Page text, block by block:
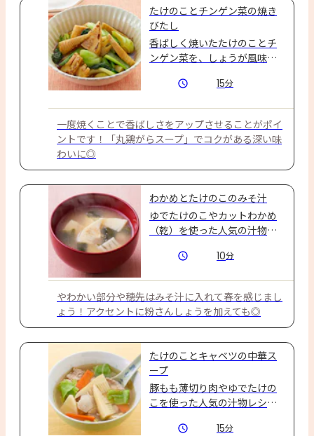
たけのことチンゲン菜の焼き
びたし
香ばしく焼いたたけのことチ
ンゲン菜を、しょうが風味の
焼くことで香ばしさをアップ
「丸鶏がらスープ」でコクが
ある深い味わいに◎
15分
一度焼くことで香ばしさをアップさせることがポイ
ントです！「丸鶏がらスープ」でコクがある深い味
わいに◎
わかめとたけのこのみそ汁
ゆでたけのこやカットわかめ
（乾）を使った人気の汁物レ
10分
やわかい部分や穂先はみそ汁に入れて春を感じまし
ょう！アクセントに粉さんしょうを加えても◎
たけのことキャベツの中華ス
ープ
豚もも薄切り肉やゆでたけの
こを使った人気の汁物レシピ
15分